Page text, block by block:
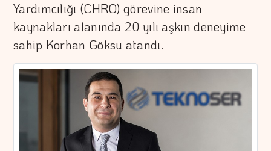
Yardımcılığı (CHRO) görevine insan
kaynakları alanında 20 yılı aşkın deneyime
sahip Korhan Göksu atandı.